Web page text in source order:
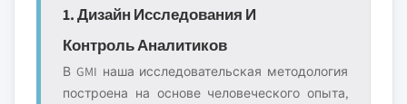
1. Дизайн Исследования И
Контроль Аналитиков
В GMI наша исследовательская методология
построена на основе человеческого опыта,